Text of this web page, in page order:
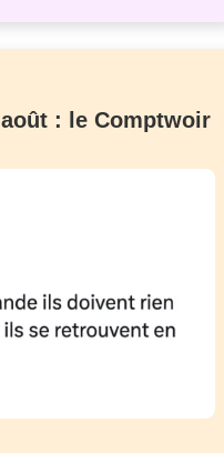
: le Comptwoir